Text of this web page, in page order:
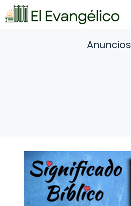
Saltar
al
Anuncios